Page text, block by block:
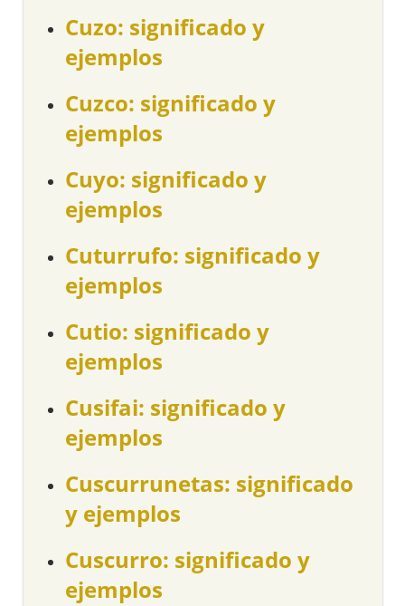
Cuzo: significado y
ejemplos
Cuzco: significado y
ejemplos
Cuyo: significado y
ejemplos
Cuturrufo: significado y
ejemplos
Cutio: significado y
ejemplos
Cusifai: significado y
ejemplos
Cuscurrunetas: significado
y ejemplos
Cuscurro: significado y
ejemplos